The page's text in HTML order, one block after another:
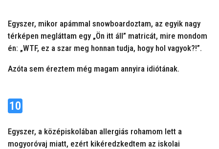
Egyszer, mikor apámmal snowboardoztam, az egyik nagy
térképen megláttam egy „Ön itt áll” matricát, mire mondom
én: „WTF, ez a szar meg honnan tudja, hogy hol vagyok?!”.
Azóta sem éreztem még magam annyira idiótának.
10
Egyszer, a középiskolában allergiás rohamom lett a
mogyoróvaj miatt, ezért kikéredzkedtem az iskolai